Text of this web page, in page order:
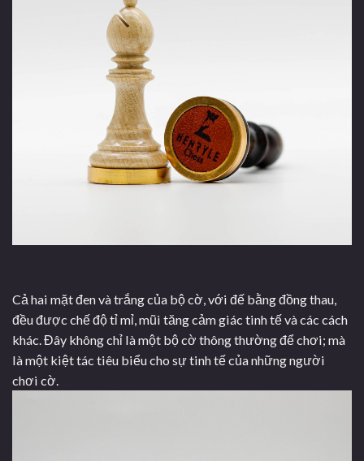
Cả hai mặt đen và trắng của bộ cờ, với đế bằng đồng thau,
đều được chế độ tỉ mỉ, mũi tăng cảm giác tinh tế và các cách
khác. Đây không chỉ là một bộ cờ thông thường để chơi; mà
là một kiệt tác tiêu biểu cho sự tinh tế của những người
chơi cờ.